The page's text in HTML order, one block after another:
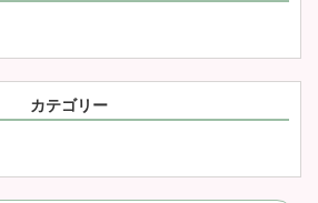
カテゴリー